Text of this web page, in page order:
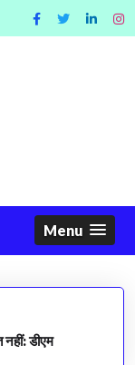
Menu
नहीं: डीएम